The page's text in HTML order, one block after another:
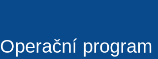
Operační program